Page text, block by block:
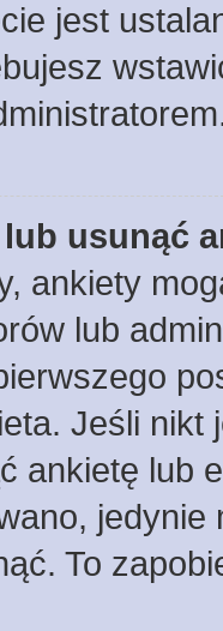
jest
usunąć
ankiety
lub
Jeśli nikt
ankietę lub
To